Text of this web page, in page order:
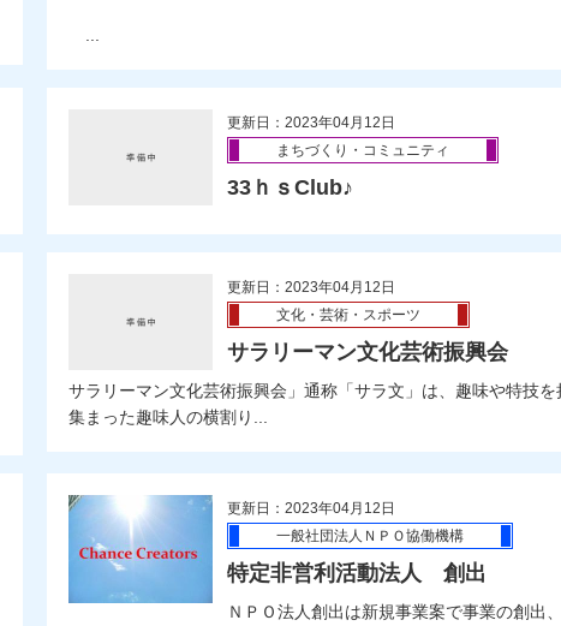
更新日：2023年04月12日
まちづくり・コミュニティ
33ｈｓClub♪
更新日：2023年04月12日
文化・芸術・スポーツ
サラリーマン文化芸術振興会
サラリーマン文化芸術振興会」通称「サラ文」は、趣味や特技
集まった趣味人の横割り...
更新日：2023年04月12日
一般社団法人ＮＰＯ協働機構
特定非営利活動法人 創出
ＮＰＯ法人創出は新規事業案で事業の創出